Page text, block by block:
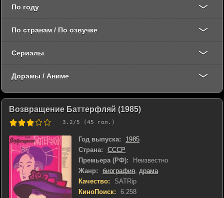
Возвращение Баттерфляй (1985)
3.2/5 (45 гол.)
Год выпуска:
1985
Страна:
СССР
Премьера (РФ):
Неизвестно
Жанр:
биография, драма
Качество:
SATRip
КиноПоиск:
6.258
По году
По странам / По озвучке
Сериалы
Дорамы / Аниме